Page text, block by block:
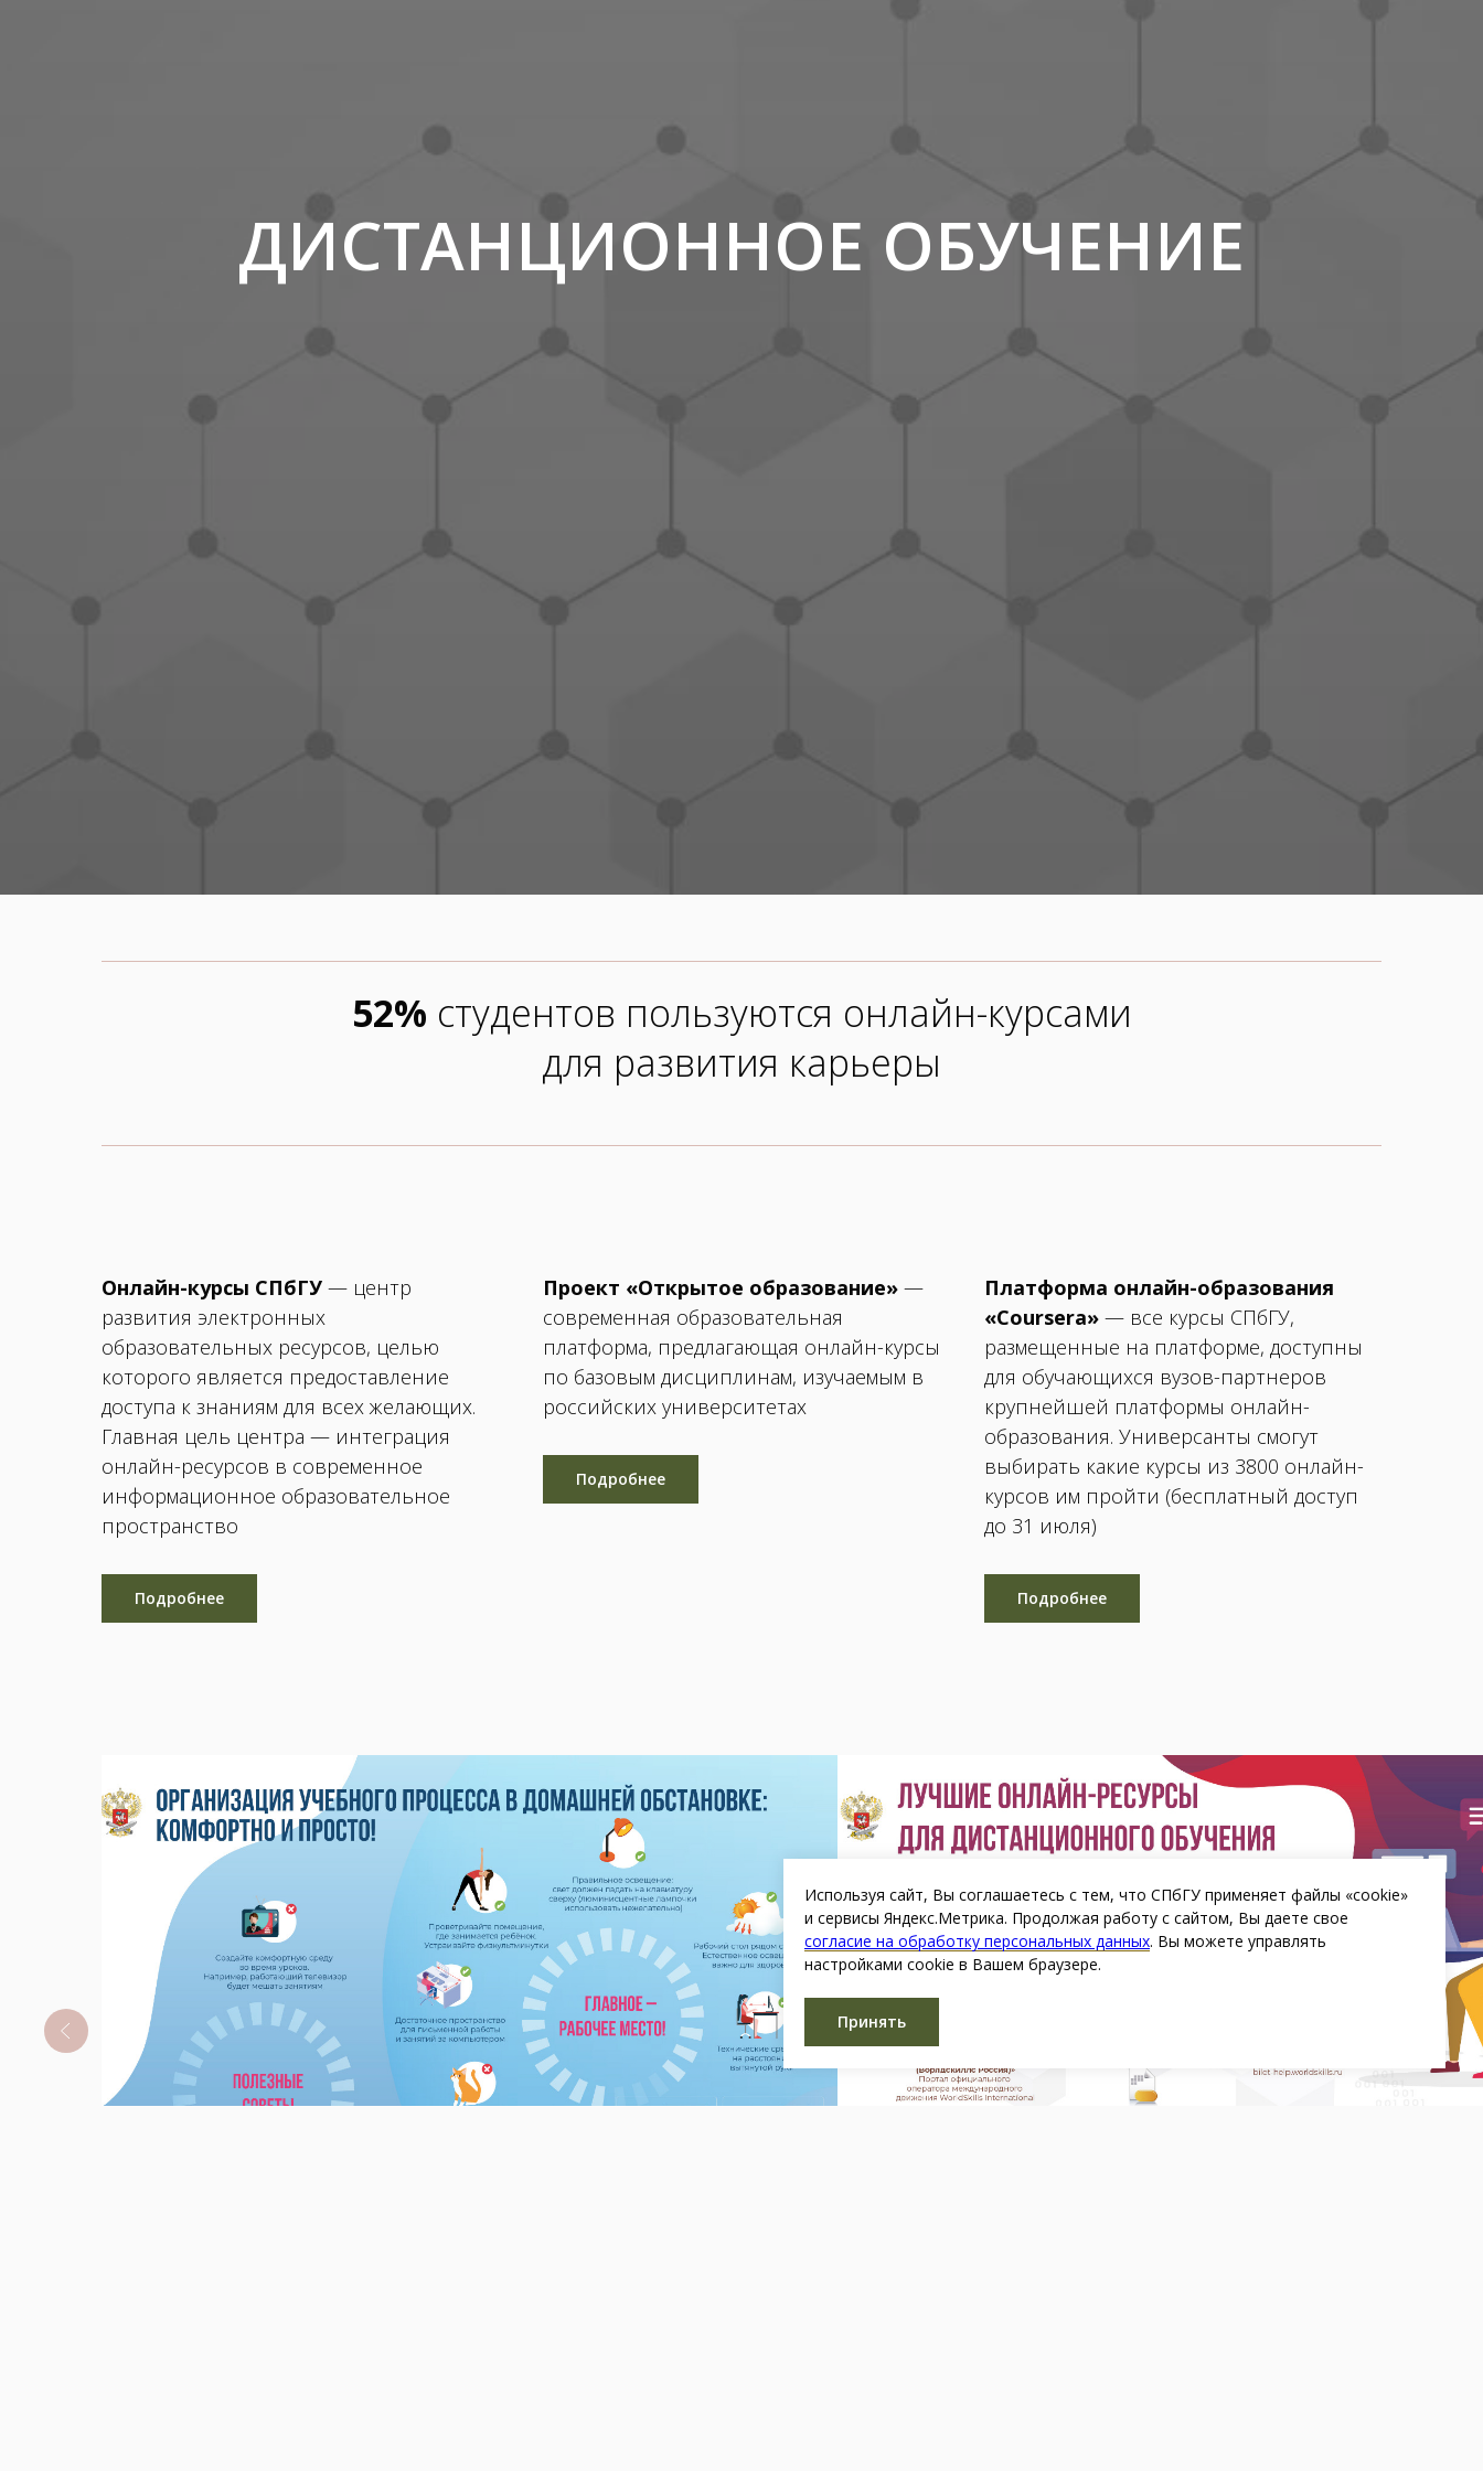
ДИСТАНЦИОННОЕ ОБУЧЕНИЕ
52% студентов пользуются онлайн-курсами
для развития карьеры
Онлайн-курсы СПбГУ — центр
развития электронных
образовательных ресурсов, целью
которого является предоставление
доступа к знаниям для всех желающих.
Главная цель центра — интеграция
онлайн-ресурсов в современное
информационное образовательное
пространство
Подробнее
Проект «Открытое образование» —
современная образовательная
платформа, предлагающая онлайн-курсы
по базовым дисциплинам, изучаемым в
российских университетах
Подробнее
Платформа онлайн-образования
«Coursera» — все курсы СПбГУ,
размещенные на платформе, доступны
для обучающихся вузов-партнеров
крупнейшей платформы онлайн-
образования. Универсанты смогут
выбирать какие курсы из 3800 онлайн-
курсов им пройти (бесплатный доступ
до 31 июля)
Подробнее
Используя сайт, Вы соглашаетесь с тем, что СПбГУ применяет файлы «cookie»
и сервисы Яндекс.Метрика. Продолжая работу с сайтом, Вы даете свое
согласие на обработку персональных данных. Вы можете управлять
настройками cookie в Вашем браузере.
Принять